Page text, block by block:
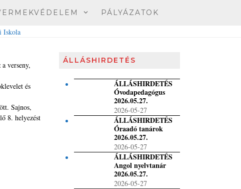
PÁLYÁZATOK
verseny,
és
Sajnos,
8. helyezést
ÁLLÁSHIRDETÉS
ÁLLÁSHIRDETÉS
Óvodapedagógus
2026.05.27.
2026-05-27
ÁLLÁSHIRDETÉS
Óraadó tanárok
2026.05.27.
2026-05-27
ÁLLÁSHIRDETÉS
Angol nyelvtanár
2026.05.27.
2026-05-27